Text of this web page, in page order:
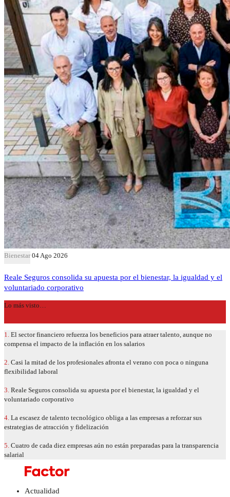
Bienestar 04 Ago 2026
Reale Seguros consolida su apuesta por el bienestar, la igualdad y el
voluntariado corporativo
Lo más visto…
1. El sector financiero refuerza los beneficios para atraer talento, aunque no
compensa el impacto de la inflación en los salarios
2. Casi la mitad de los profesionales afronta el verano con poca o ninguna
flexibilidad laboral
3. Reale Seguros consolida su apuesta por el bienestar, la igualdad y el
voluntariado corporativo
4. La escasez de talento tecnológico obliga a las empresas a reforzar sus
estrategias de atracción y fidelización
5. Cuatro de cada diez empresas aún no están preparadas para la transparencia
salarial
Actualidad